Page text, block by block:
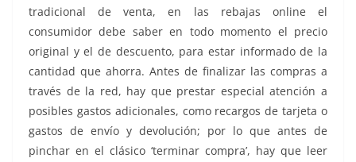
tradicional de venta, en las rebajas online el
consumidor debe saber en todo momento el precio
original y el de descuento, para estar informado de la
cantidad que ahorra. Antes de finalizar las compras a
través de la red, hay que prestar especial atención a
posibles gastos adicionales, como recargos de tarjeta o
gastos de envío y devolución; por lo que antes de
pinchar en el clásico ‘terminar compra’, hay que leer